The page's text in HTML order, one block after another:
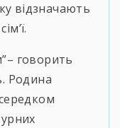
відзначають
говорить
Родина